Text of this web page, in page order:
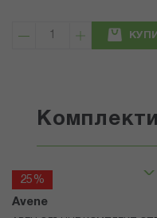
КУПИ
25%
Avene